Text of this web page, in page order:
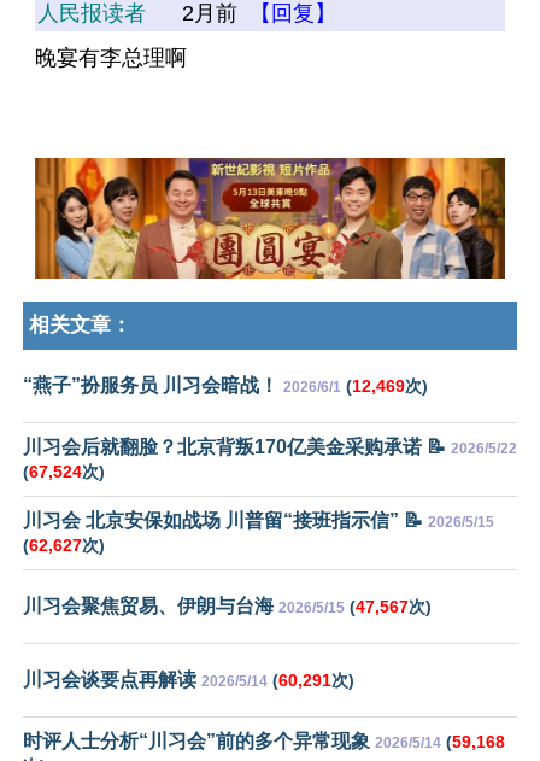
人民报读者 2月前
【回复】
晚宴有李总理啊
相关文章：
“燕子”扮服务员 川习会暗战！ 2026/6/1 (12,469次)
川习会后就翻脸？北京背叛170亿美金采购承诺 📝 2026/5/22
(67,524次)
川习会 北京安保如战场 川普留“接班指示信” 📝 2026/5/15
(62,627次)
川习会聚焦贸易、伊朗与台海 2026/5/15 (47,567次)
川习会谈要点再解读 2026/5/14 (60,291次)
时评人士分析“川习会”前的多个异常现象 2026/5/14 (59,168